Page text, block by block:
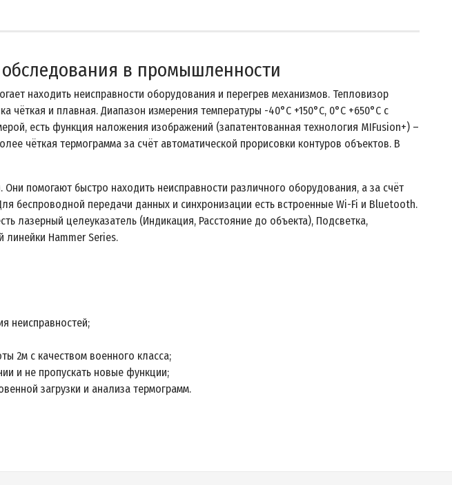
в промышленности
находить неисправности оборудования и перегрев механизмов. Тепловизор
и плавная. Диапазон измерения температуры -40°C +150°C, 0°C +650°C с
есть функция наложения изображений (запатентованная технология MIFusion+) –
чёткая термограмма за счёт автоматической прорисовки контуров объектов. В
помогают быстро находить неисправности различного оборудования, а за счёт
беспроводной передачи данных и синхронизации есть встроенные Wi-Fi и Bluetooth.
лазерный целеуказатель (Индикация, Расстояние до объекта), Подсветка,
Hammer Series.
неисправностей;
2м с качеством военного класса;
и не пропускать новые функции;
загрузки и анализа термограмм.